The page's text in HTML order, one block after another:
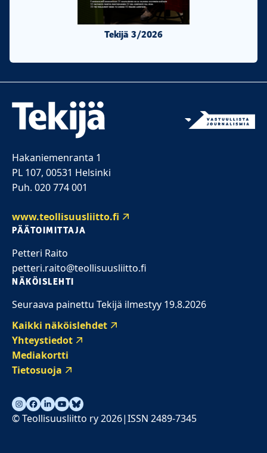
Tekijä 3/2026
Hakaniemenranta 1
PL 107, 00531 Helsinki
Puh. 020 774 001
www.teollisuusliitto.fi
PÄÄTOIMITTAJA
Petteri Raito
petteri.raito@teollisuusliitto.fi
NÄKÖISLEHTI
Seuraava painettu Tekijä ilmestyy 19.8.2026
Kaikki näköislehdet
Yhteystiedot
Mediakortti
Tietosuoja
© Teollisuusliitto ry 2026|ISSN 2489-7345